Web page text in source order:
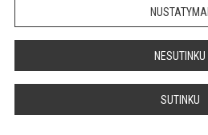
NUSTATYMAI
NESUTINKU
SUTINKU